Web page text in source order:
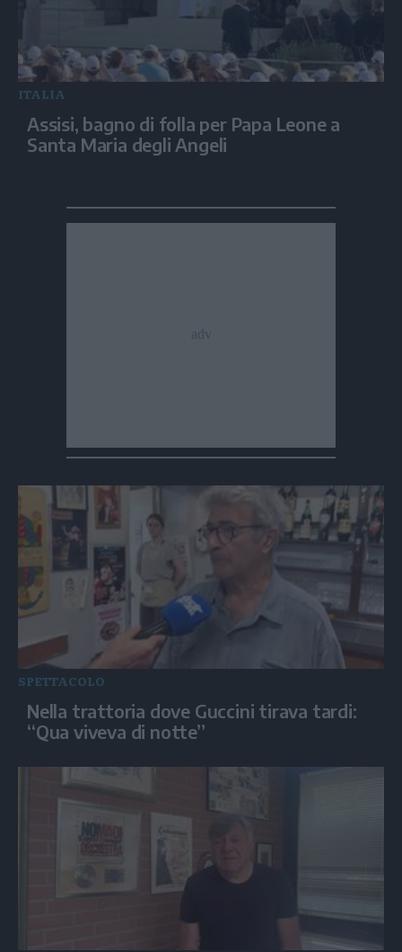
ITALIA
Assisi, bagno di folla per Papa Leone a
Santa Maria degli Angeli
SPETTACOLO
Nella trattoria dove Guccini tirava tardi:
“Qua viveva di notte”